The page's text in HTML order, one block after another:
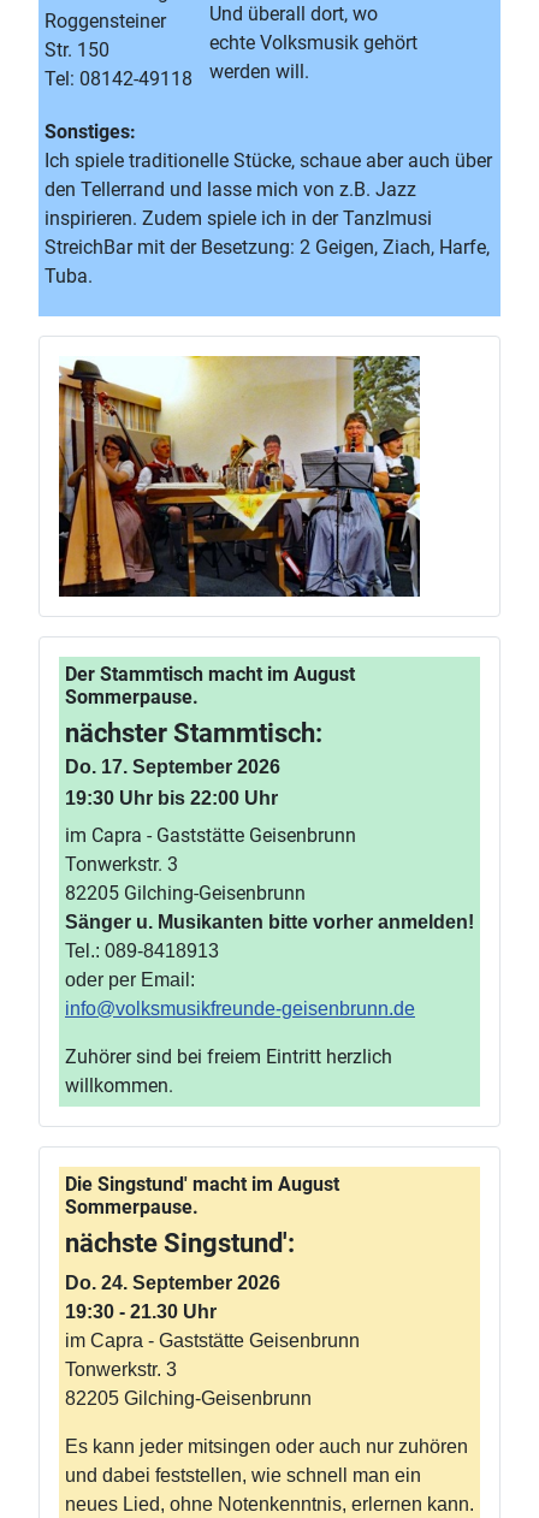
Der Stammtisch macht im August
Sommerpause.
nächster Stammtisch:
Do. 17. September 2026
19:30 Uhr bis 22:00 Uhr
im Capra - Gaststätte Geisenbrunn
Tonwerkstr. 3
82205 Gilching-Geisenbrunn
Sänger u. Musikanten bitte vorher anmelden!
Tel.: 089-8418913
oder per Email:
info@volksmusikfreunde-geisenbrunn.de
Zuhörer sind bei freiem Eintritt herzlich
willkommen.
Die Singstund' macht im August
Sommerpause.
nächste Singstund':
Do. 24. September 2026
19:30 - 21.30 Uhr
im Capra - Gaststätte Geisenbrunn
Tonwerkstr. 3
82205 Gilching-Geisenbrunn
Es kann jeder mitsingen oder auch nur zuhören
und dabei feststellen, wie schnell man ein
neues Lied, ohne Notenkenntnis, erlernen kann.
Und überall dort, wo
echte Volksmusik gehört
werden will.
Roggensteiner
Str. 150
Tel: 08142-49118
Sonstiges:
Ich spiele traditionelle Stücke, schaue aber auch über
den Tellerrand und lasse mich von z.B. Jazz
inspirieren. Zudem spiele ich in der Tanzlmusi
StreichBar mit der Besetzung: 2 Geigen, Ziach, Harfe,
Tuba.